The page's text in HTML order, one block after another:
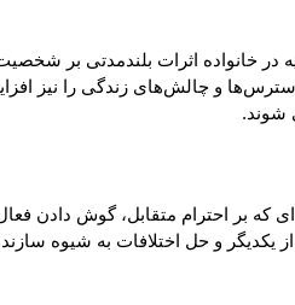
خانواده اثرات بلندمدتی بر
استرس‌ها و چالش‌های زندگی را نیز
شوند.
که بر احترام متقابل، گوش دادن
یکدیگر و حل اختلافات به شیوه